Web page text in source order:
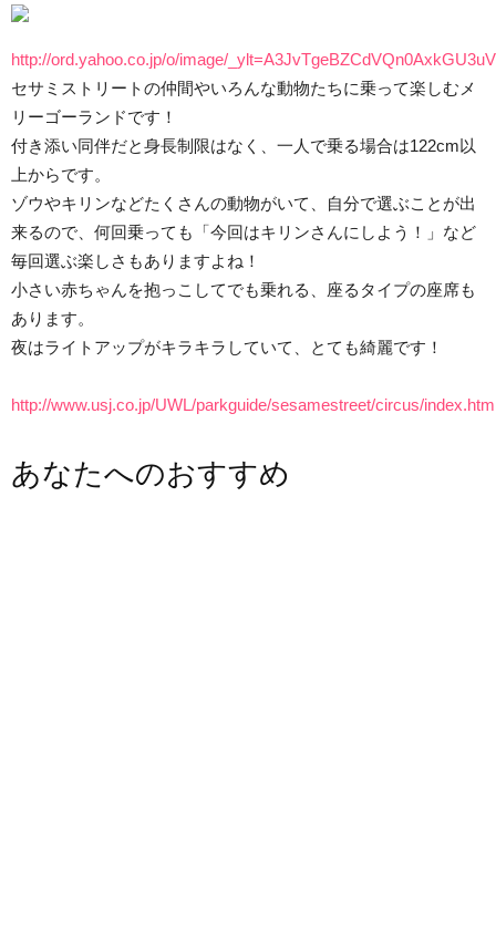
http://ord.yahoo.co.jp/o/image/
セサミストリートの仲間やいろんな動物たちに乗って楽しむメ
リーゴーランドです！
付き添い同伴だと身長制限はなく、一人で乗る場合は122cm以
上からです。
ゾウやキリンなどたくさんの動物がいて、自分で選ぶことが出
来るので、何回乗っても「今回はキリンさんにしよう！」など
毎回選ぶ楽しさもありますよね！
小さい赤ちゃんを抱っこしてでも乗れる、座るタイプの座席も
あります。
夜はライトアップがキラキラしていて、とても綺麗です！
http://www.usj.co.jp/UWL/parkguide/sesamestreet/circus/
あなたへのおすすめ